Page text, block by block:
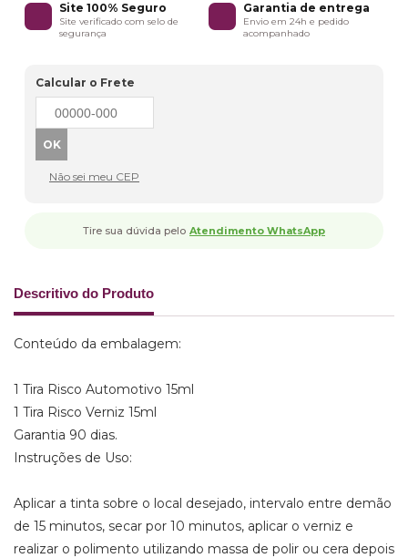
Site 100% Seguro
Site verificado com selo de
segurança
Garantia de entrega
Envio em 24h e pedido
acompanhado
Calcular o Frete
Não sei meu CEP
Tire sua dúvida pelo Atendimento WhatsApp
Descritivo do Produto
Conteúdo da embalagem:
1 Tira Risco Automotivo 15ml
1 Tira Risco Verniz 15ml
Garantia 90 dias.
Instruções de Uso:
Aplicar a tinta sobre o local desejado, intervalo entre demão
de 15 minutos, secar por 10 minutos, aplicar o verniz e
realizar o polimento utilizando massa de polir ou cera depois